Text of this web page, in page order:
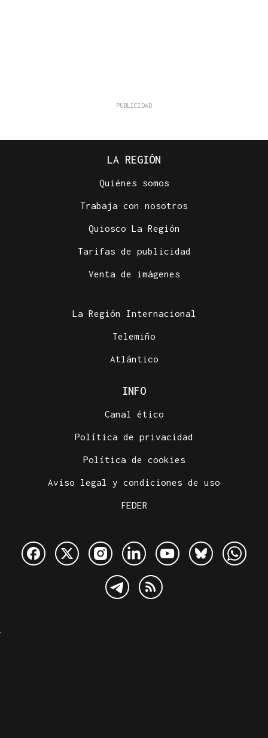
LA REGIÓN
Quiénes somos
Trabaja con nosotros
Quiosco La Región
Tarifas de publicidad
Venta de imágenes
La Región Internacional
Telemiño
Atlántico
INFO
Canal ético
Política de privacidad
Política de cookies
Aviso legal y condiciones de uso
FEDER